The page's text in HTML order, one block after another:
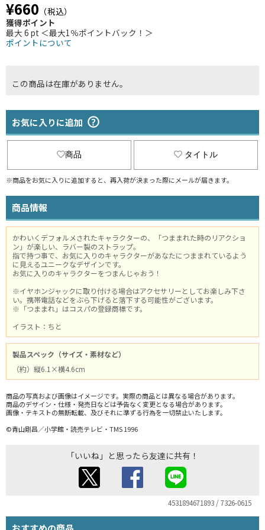
¥660 （税込）
獲得ポイント
最大 6 pt ＜最大1％ポイントバック！＞
ポイントについて
この商品は在庫がありません。
お気に入りに追加
商品 タイトル
※商品をお気に入りに追加すると、再入荷が決まった際にメールが届きます。
商品情報
かわいくデフォルメされたキャラクターの、「つままれた時のリアクショ
ン」が楽しい、ラバー製のストラップ。
指で持つ事で、お気に入りのキャラクターがあなたにつままれているよう
に見えるユニークなデザインです。
お気に入りのキャラクターをつまんじゃおう！
※イヤホンジャックに取り付ける場合はアクセサリーとしてお楽しみ下さ
い。携帯電話などをぶら下げると落下する可能性がございます。
※「つままれ」はコスパの登録商標です。
イラスト：ちと
製品スペック（サイズ・素材など）
（約）縦6.1×横4.6cm
商品の写真および画像はイメージです。実際の商品とは異なる場合があります。
商品のデザイン・仕様・発売日などは予告なく変更となる場合があります。
画像・テキストの無断転載、及びそれに準ずる行為を一切禁止いたします。
©青山剛昌／小学館・読売テレビ・TMS 1996
「いいね」と思ったら友達に共有！
4531894671893 / 7326-0615